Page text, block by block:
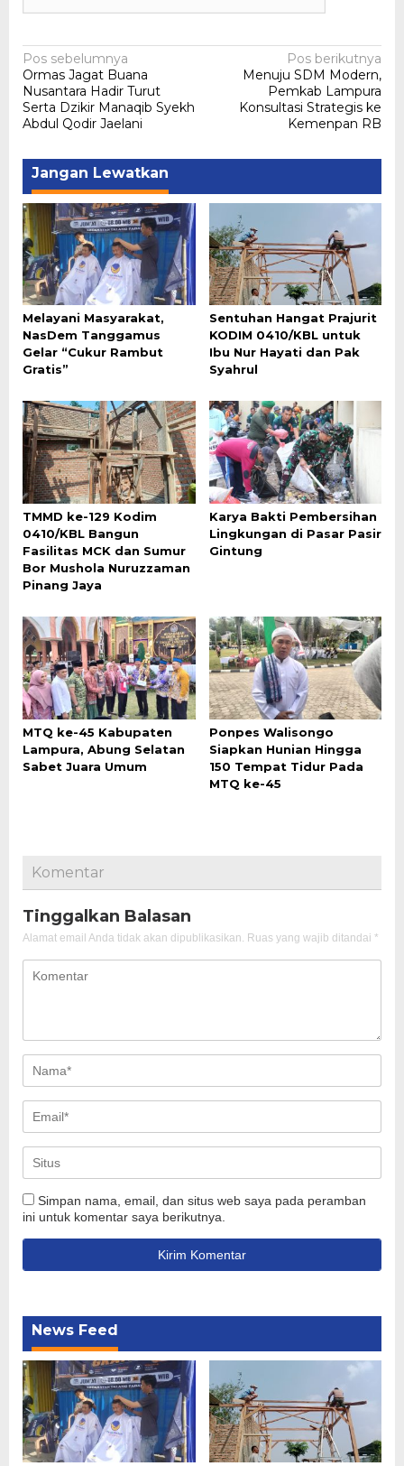
Navigasi
pos
Pos sebelumnya
Ormas Jagat Buana
Nusantara Hadir Turut
Serta Dzikir Manaqib Syekh
Abdul Qodir Jaelani
Pos berikutnya
Menuju SDM Modern,
Pemkab Lampura
Konsultasi Strategis ke
Kemenpan RB
Jangan Lewatkan
Melayani Masyarakat,
NasDem Tanggamus
Gelar “Cukur Rambut
Gratis”
Sentuhan Hangat Prajurit
KODIM 0410/KBL untuk
Ibu Nur Hayati dan Pak
Syahrul
TMMD ke-129 Kodim
0410/KBL Bangun
Fasilitas MCK dan Sumur
Bor Mushola Nuruzzaman
Pinang Jaya
Karya Bakti Pembersihan
Lingkungan di Pasar Pasir
Gintung
MTQ ke-45 Kabupaten
Lampura, Abung Selatan
Sabet Juara Umum
Ponpes Walisongo
Siapkan Hunian Hingga
150 Tempat Tidur Pada
MTQ ke-45
Komentar
Tinggalkan Balasan
Alamat email Anda tidak akan dipublikasikan. Ruas yang wajib ditandai *
Simpan nama, email, dan situs web saya pada peramban
ini untuk komentar saya berikutnya.
News Feed